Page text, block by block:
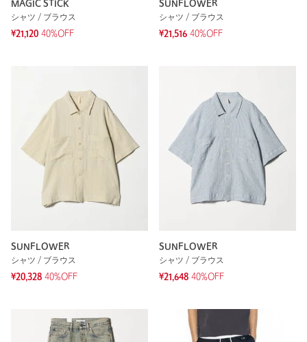
MAGIC STICK
シャツ / ブラウス
¥21,120 40%OFF
SUNFLOWER
シャツ / ブラウス
¥21,516 40%OFF
SUNFLOWER
シャツ / ブラウス
¥20,328 40%OFF
SUNFLOWER
シャツ / ブラウス
¥21,648 40%OFF